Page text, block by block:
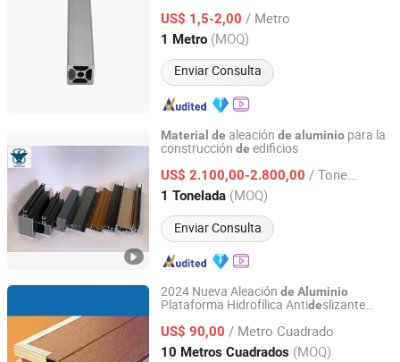
US$ 1,5-2,00 / Metro
1 Metro (MOQ)
Enviar Consulta
Hunan, China Desde 2018
Material de aleación de aluminio para la
construcción de edificios
US$ 2.100,00-2.800,00 / Tonelada
1 Tonelada (MOQ)
Enviar Consulta
Jiangxi Jinpeng Aluminium Industry Co., Ltd.
Jiangxi, China Desde 2019
2024 Nueva Aleación de Aluminio
Plataforma Hidrofílica Antideslizante
US$ 90,00 / Metro Cuadrado
10 Metros Cuadrados (MOQ)
Qingyuan Sinogar Metal Co., Ltd.
Guangdong, China Desde 2022